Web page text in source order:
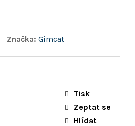
Značka: Gimcat
Tisk
Zeptat se
Hlídat